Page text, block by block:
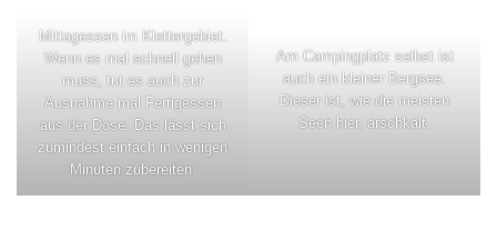
Mittagessen im Klettergebiet.
Wenn es mal schnell gehen
muss, tut es auch zur
Ausnahme mal Fertigessen
aus der Dose. Das lässt sich
zumindest einfach in wenigen
Minuten zubereiten.
Am Campingplatz selbst ist
auch ein kleiner Bergsee.
Dieser ist, wie die meisten
Seen hier, arschkalt.